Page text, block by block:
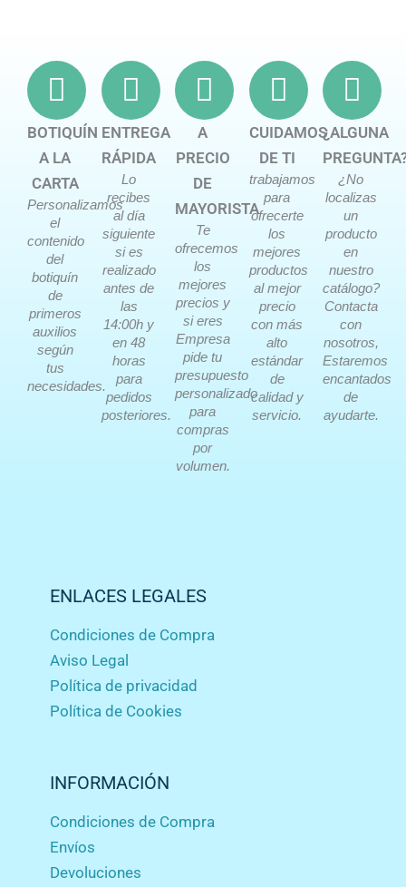
BOTIQUÍN
A LA
CARTA
Personalizamos
el
contenido
del
botiquín
de
primeros
auxilios
según
tus
necesidades.
ENTREGA
RÁPIDA
Lo
recibes
al día
siguiente
si es
realizado
antes de
las
14:00h y
en 48
horas
para
pedidos
posteriores.
A
PRECIO
DE
MAYORISTA
Te
ofrecemos
los
mejores
precios y
si eres
Empresa
pide tu
presupuesto
personalizado
para
compras
por
volumen.
CUIDAMOS
DE TI
trabajamos
para
ofrecerte
los
mejores
productos
al mejor
precio
con más
alto
estándar
de
calidad y
servicio.
¿ALGUNA
¿No
localizas
un
producto
en
nuestro
catálogo?
Contacta
con
nosotros,
Estaremos
encantados
de
ayudarte.
ENLACES LEGALES
Condiciones de Compra
Aviso Legal
Política de privacidad
Política de Cookies
INFORMACIÓN
Condiciones de Compra
Envíos
Devoluciones